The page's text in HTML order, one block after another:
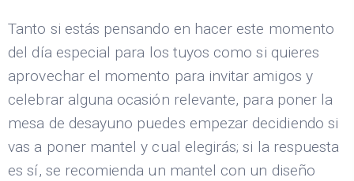
Tanto si estás pensando en hacer este momento
del día especial para los tuyos como si quieres
aprovechar el momento para invitar amigos y
celebrar alguna ocasión relevante, para poner la
mesa de desayuno puedes empezar decidiendo si
vas a poner mantel y cual elegirás; si la respuesta
es sí, se recomienda un mantel con un diseño